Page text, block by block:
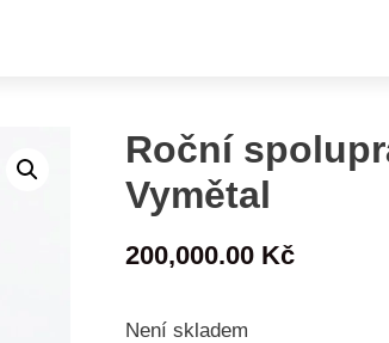
Roční
Vymětal
200,000.00 Kč
Není skladem